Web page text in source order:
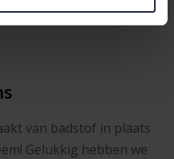
van badstof in plaats
Gelukkig hebben we